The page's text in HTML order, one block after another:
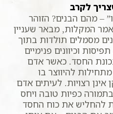
לקרב
– מהם הבנים? הזוהר
המקלות, מבאר שעניין
מסמלים תולדות בתוך
וכיוונים פנימיים
החסד. כאשר אדם
להיווצר בו
אינן רצויות. לעיתים אדם
כפיות טובה ויחס
להחליש את כוח החסד